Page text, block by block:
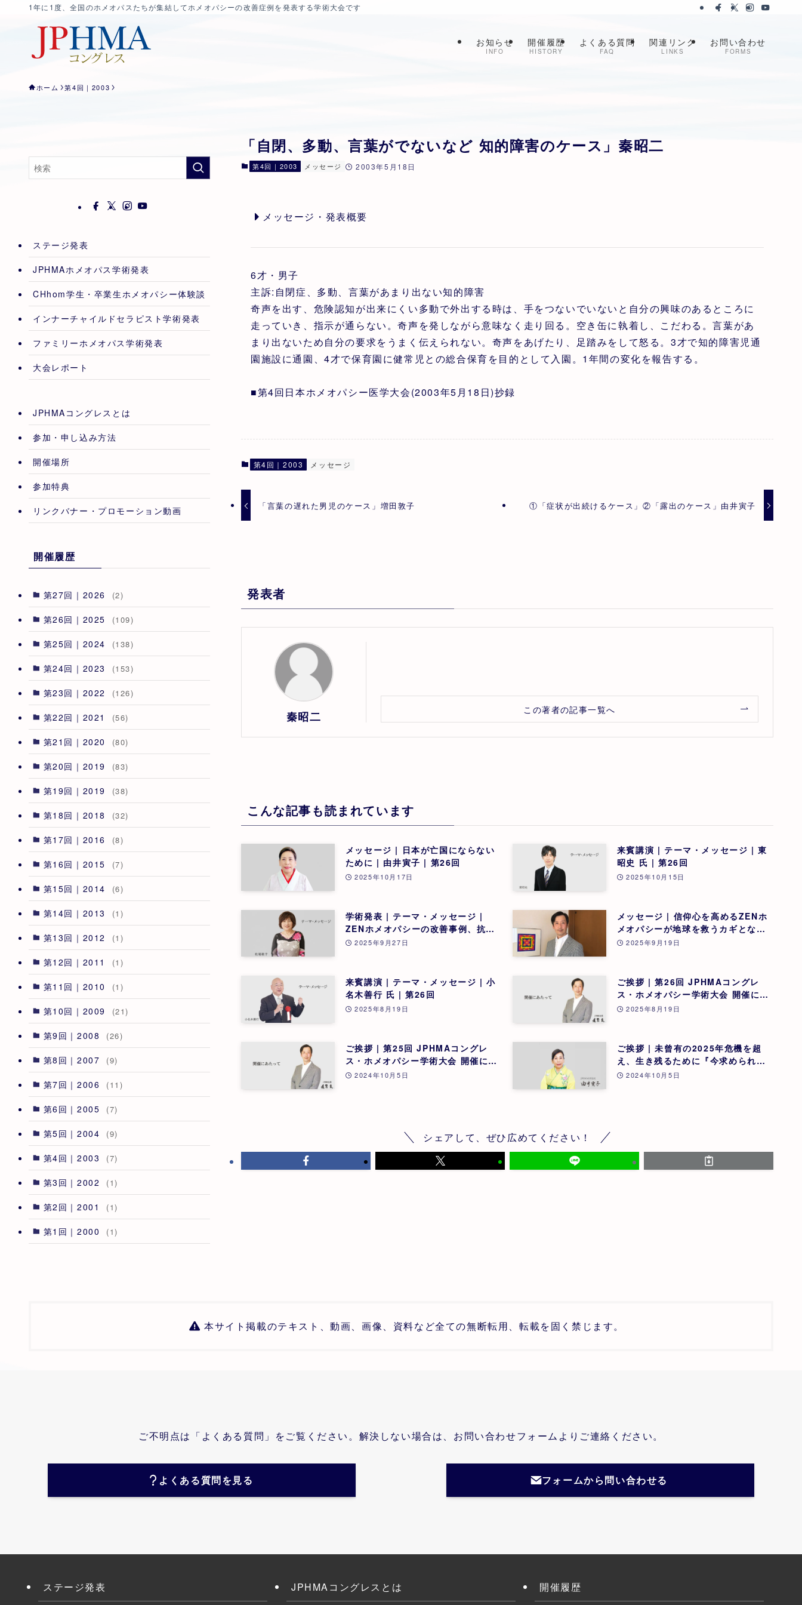
1年に1度、全国のホメオパスたちが集結してホメオパシーの改善症例を発表する学術大会です
お知らせ
INFO
開催履歴
HISTORY
よくある質問
FAQ
関連リンク
LINKS
お問い合わせ
FORMS
ホーム 第4回｜2003
「自閉、多動、言葉がでないなど 知的障害のケース」秦昭二
第4回｜2003 メッセージ 2003年5月18日
メッセージ・発表概要
6才・男子
主訴:自閉症、多動、言葉があまり出ない知的障害
奇声を出す、危険認知が出来にくい多動で外出する時は、手をつないでいないと自分の興味のあるところに
走っていき、指示が通らない。奇声を発しながら意味なく走り回る。空き缶に執着し、こだわる。言葉があ
まり出ないため自分の要求をうまく伝えられない。奇声をあげたり、足踏みをして怒る。3才で知的障害児通
園施設に通園、4才で保育園に健常児との総合保育を目的として入園。1年間の変化を報告する。
■第4回日本ホメオパシー医学大会(2003年5月18日)抄録
第4回｜2003 メッセージ
「言葉の遅れた男児のケース」増田敦子 ①「症状が出続けるケース」②「露出のケース」由井寅子
発表者
秦昭二 この著者の記事一覧へ
こんな記事も読まれています
メッセージ | 日本が亡国にならない
ために | 由井寅子 | 第26回
2025年10月17日
来賓講演 | テーマ・メッセージ | 東
昭史 氏 | 第26回
2025年10月15日
学術発表 | テーマ・メッセージ |
ZENホメオパシーの改善事例、抗疥
癬治療の新たな発見・可能性 | 松尾
2025年9月27日
メッセージ | 信仰心を高めるZENホ
メオパシーが地球を救うカギとなる |
道繁良 | 第26回
2025年9月19日
来賓講演 | テーマ・メッセージ | 小
名木善行 氏 | 第26回
2025年8月19日
ご挨拶 | 第26回 JPHMAコングレ
ス・ホメオパシー学術大会 開催にあ
たって | 第26回
2025年8月19日
ご挨拶 | 第25回 JPHMAコングレ
ス・ホメオパシー学術大会 開催にあ
たって | 第25回
2024年10月5日
ご挨拶 | 未曾有の2025年危機を超
え、生き残るために『今求められる
霊性向上とZENホメオパシー | 第25
2024年10月5日
シェアして、ぜひ広めてください！
ステージ発表
JPHMAホメオパス学術発表
CHhom学生・卒業生ホメオパシー体験談
インナーチャイルドセラピスト学術発表
ファミリーホメオパス学術発表
大会レポート
JPHMAコングレスとは
参加・申し込み方法
開催場所
参加特典
リンクバナー・プロモーション動画
開催履歴
第27回｜2026 (2)
第26回｜2025 (109)
第25回｜2024 (138)
第24回｜2023 (153)
第23回｜2022 (126)
第22回｜2021 (56)
第21回｜2020 (80)
第20回｜2019 (83)
第19回｜2019 (38)
第18回｜2018 (32)
第17回｜2016 (8)
第16回｜2015 (7)
第15回｜2014 (6)
第14回｜2013 (1)
第13回｜2012 (1)
第12回｜2011 (1)
第11回｜2010 (1)
第10回｜2009 (21)
第9回｜2008 (26)
第8回｜2007 (9)
第7回｜2006 (11)
第6回｜2005 (7)
第5回｜2004 (9)
第4回｜2003 (7)
第3回｜2002 (1)
第2回｜2001 (1)
第1回｜2000 (1)
本サイト掲載のテキスト、動画、画像、資料など全ての無断転用、転載を固く禁じます。
ご不明点は「よくある質問」をご覧ください。解決しない場合は、お問い合わせフォームよりご連絡ください。
よくある質問を見る フォームから問い合わせる
ステージ発表 JPHMAコングレスとは 開催履歴